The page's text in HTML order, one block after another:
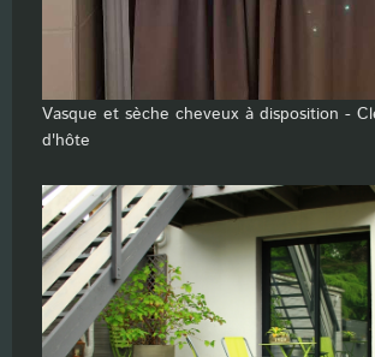
Vasque et sèche cheveux à disposition -
d'hôte